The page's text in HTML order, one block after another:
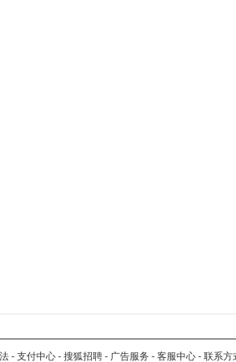
- 支付中心 - 搜狐招聘 - 广告服务 - 客服中心 - 联系方